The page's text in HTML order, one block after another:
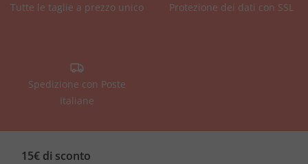
Tutte le taglie a prezzo unico Protezione dei dati con SSL
Spedizione con Poste
Italiane
15€ di sconto